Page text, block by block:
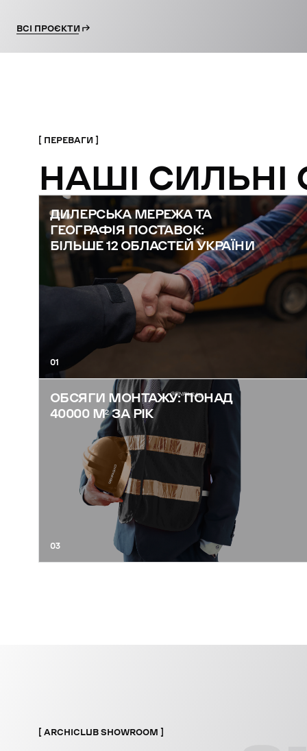
ВСІ ПРОЄКТИ
ПЕРЕВАГИ
НАШІ СИЛЬНІ
ДИЛЕРСЬКА МЕРЕЖА ТА
ГЕОГРАФІЯ ПОСТАВОК:
БІЛЬШЕ 12 ОБЛАСТЕЙ УКРАЇНИ
01
ОБСЯГИ МОНТАЖУ: ПОНАД
40000 М² ЗА РІК
03
ARCHICLUB SHOWROOM